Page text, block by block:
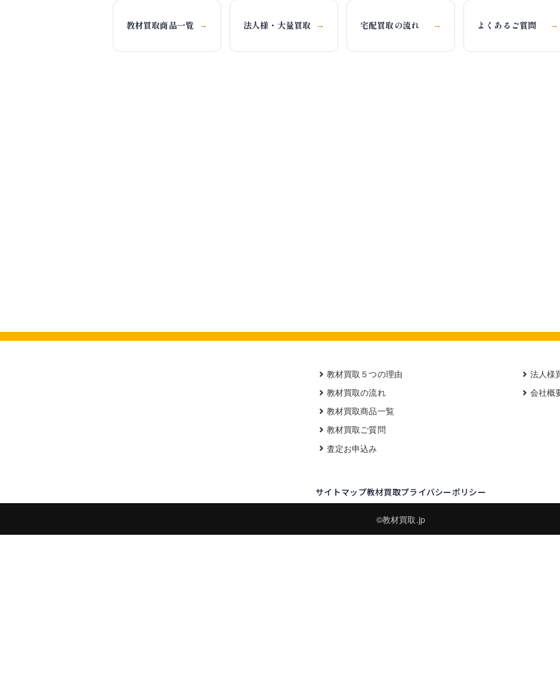
教材買取商品一覧 → 法人様・大量買取 → 宅配買取の流れ → よくあるご質問 →
教材買取５つの理由
教材買取の流れ
教材買取商品一覧
教材買取ご質問
査定お申込み
法人様
会社概
サイトマップ教材買取プライバシーポリシー
©教材買取.jp